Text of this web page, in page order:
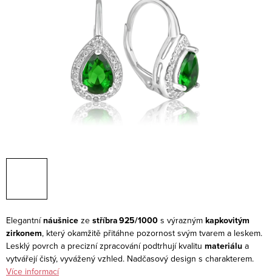
Elegantnínáušnice ze stříbra 925/1000 s výrazným kapkovitým
zirkonem, který okamžitě přitáhne pozornost svým tvarem a leskem.
Lesklý povrch a precizní zpracování podtrhují kvalitu materiálu a
vytvářejí čistý, vyvážený vzhled. Nadčasový design s charakterem.
Více informací